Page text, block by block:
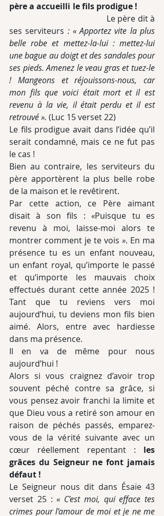
père a accueilli le fils prodigue !
Le père dit à
ses serviteurs : « Apportez vite la plus
belle robe et mettez-la-lui : mettez-lui
une bague au doigt et des sandales pour
ses pieds. Amenez le veau gras et tuez-le
! Mangeons et réjouissons-nous, car
mon fils que voici était mort et il est
revenu à la vie, il était perdu et il est
retrouvé ». (Luc 15 verset 22)
Le fils prodigue avait dans l’idée qu’il
serait condamné, mais ce ne fut pas
le cas !
Bien au contraire, les serviteurs du
père apportèrent la plus belle robe
de la maison et le revêtirent.
Par cette action, ce Père aimant
disait à son fils : «Puisque tu es
revenu à moi, laisse-moi alors te
montrer comment je te vois ». En ma
présence tu es un enfant nouveau,
un enfant royal, qu’importe le passé
et qu’importe les mauvais choix
effectués durant cette année 2025 !
Tant que tu reviens vers moi
aujourd’hui, tu deviens mon fils bien
aimé. Alors, entre avec hardiesse
dans ma présence.
Il en va de même pour nous
aujourd’hui !
Alors si vous craignez d’avoir trop
souvent péché contre sa grâce, si
vous pensez avoir franchi la limite et
que Dieu vous a retiré son amour en
raison de péchés passés, emparez-
vous de la vérité suivante avec un
cœur réellement repentant : les
grâces du Seigneur ne font jamais
défaut !
Le Seigneur nous dit dans Ésaïe 43
verset 25 : « C’est moi, qui efface tes
crimes pour l’amour de moi et je ne me